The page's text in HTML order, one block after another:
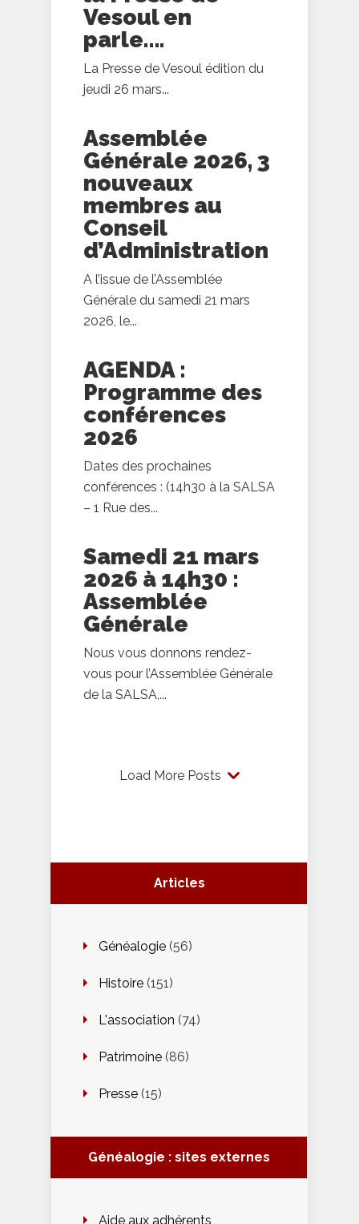
Vesoul en
parle….
La Presse de Vesoul édition du
jeudi 26 mars...
Assemblée
Générale 2026, 3
nouveaux
membres au
Conseil
d’Administration
A l’issue de l’Assemblée
Générale du samedi 21 mars
2026, le...
AGENDA :
Programme des
conférences
2026
Dates des prochaines
conférences : (14h30 à la SALSA
– 1 Rue des...
Samedi 21 mars
2026 à 14h30 :
Assemblée
Générale
Nous vous donnons rendez-
vous pour l’Assemblée Générale
de la SALSA,...
Load More Posts
Articles
Généalogie (56)
Histoire (151)
L'association (74)
Patrimoine (86)
Presse (15)
Généalogie : sites externes
Aide aux adhérents